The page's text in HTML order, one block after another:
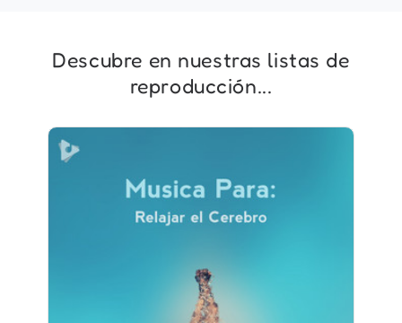
Descubre en nuestras listas de
reproducción...
Música Para: Relajar el
Cerebro
Jugar